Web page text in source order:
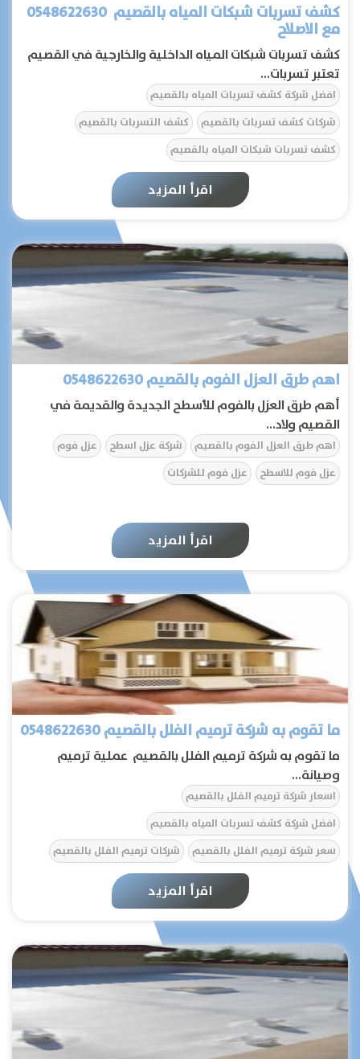
كشف تسربات شبكات المياه بالقصيم 0548622630
مع الاصلاح
كشف تسربات شبكات المياه الداخلية والخارجية في القصيم
تعتبر تسربات...
افضل شركة كشف تسربات المياه بالقصيم
شركات كشف تسربات بالقصيم
كشف التسربات بالقصيم
كشف تسربات شبكات المياه بالقصيم
كم سعر كشف تسربات المياه بالقصيم
كيفية كشف تسربات المياه بالقصيم
اقرأ المزيد
اهم طرق العزل الفوم بالقصيم 0548622630
أهم طرق العزل بالفوم للأسطح الجديدة والقديمة في
القصيم ولاد...
اهم طرق العزل الفوم بالقصيم شركة عزل اسطح
عزل فوم
عزل فوم للاسطح
عزل فوم للشركات
اقرأ المزيد
ما تقوم به شركة ترميم الفلل بالقصيم 0548622630
ما تقوم به شركة ترميم الفلل بالقصيم عملية ترميم
وصيانة...
اسعار شركة ترميم الفلل بالقصيم
افضل شركة كشف تسربات المياه بالقصيم
سعر شركة ترميم الفلل بالقصيم
شركات ترميم الفلل بالقصيم
شركة ترميم الفلل بالقصيم
شركة ترميمات الفلل بالقصيم
ما تقوم به شركة ترميم الفلل بالقصيم
اقرأ المزيد
الرئيسية